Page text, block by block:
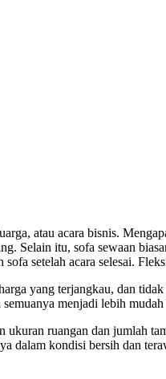
atau acara bisnis.
Selain itu, sofa sewaan
setelah acara selesai.
yang terjangkau, dan
menjadi lebih mudah
ruangan dan jumlah
dalam kondisi bersih dan